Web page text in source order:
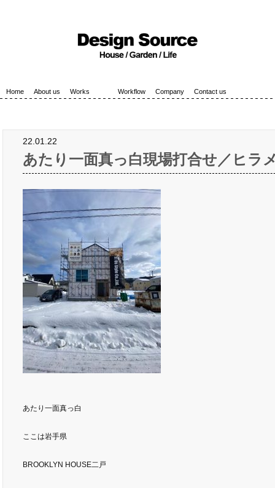
Home About us Works Workflow Company Contact us
22.01.22
あたり一面真っ白現場打合せ／ヒラ
あたり一面真っ白
ここは岩手県
BROOKLYN HOUSE二戸